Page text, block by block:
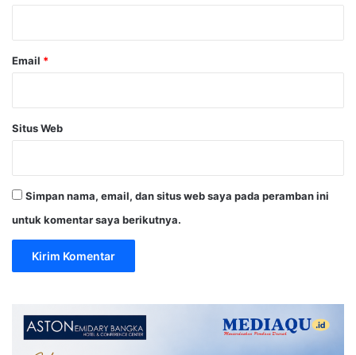
Email *
Situs Web
Simpan nama, email, dan situs web saya pada peramban ini
untuk komentar saya berikutnya.